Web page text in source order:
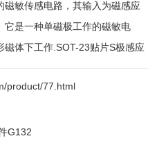
敏传感电路，其输入为磁感应
它是一种单磁极工作的磁敏电
磁体下工作.SOT-23贴片S极感应
product/77.html
G132